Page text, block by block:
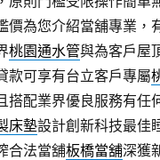
價為您介紹當舖專業，
桃園通水管與為客戶屋
款可享有台立客戶專屬
搭配業界優良服務有任
床墊設計創新科技最佳
合法當舖板橋當舖深獲